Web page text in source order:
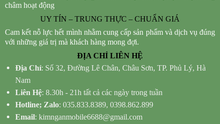
châm hoạt động
UY TÍN – TRUNG THỰC – CHUẨN GIÁ
Cam kết nỗ lực hết mình nhằm cung cấp sản phẩm và dịch vụ đúng
với những giá trị mà khách hàng mong đợi.
ĐỊA CHỈ LIÊN HỆ
Địa Chỉ: Số 32, Đường Lê Chân, Châu Sơn, TP. Phủ Lý, Hà
Nam
Liên Hệ: 8.30h - 21h tất cả các ngày trong tuần
Hotline; Zalo: 035.833.8389, 0398.862.899
Email: kimnganmobile6688@gmail.com